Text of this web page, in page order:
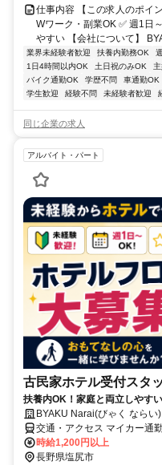
仕事内容 【この求人のポイ
Wワーク・副業OK ✅ 週1日
やすい 【会社について】
業界未経験者歓迎 扶養内勤務OK
1日4時間以内OK
土日祝のみOK
バイク通勤OK
学歴不問 車通勤OK
学生歓迎
経験不問 未経験者歓迎
同じ企業の求人
アルバイト・パート
古民家ホテル受付スタ
扶養内OK！家庭と両立しやすい
BYAKU Narai(びゃく ならい)
交通・アクセス マイカー通
井駅」より徒歩5分
時給1,200円以上
長野県塩尻市